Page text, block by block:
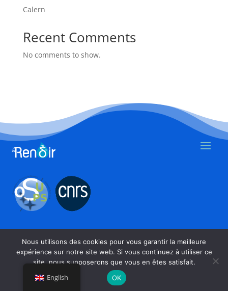
Calern
Recent Comments
No comments to show.
Tous droits
réservés.
English
Nous utilisons des cookies pour vous garantir la meilleure
expérience sur notre site web. Si vous continuez à utiliser ce
site, nous supposerons que vous en êtes satisfait.
OK